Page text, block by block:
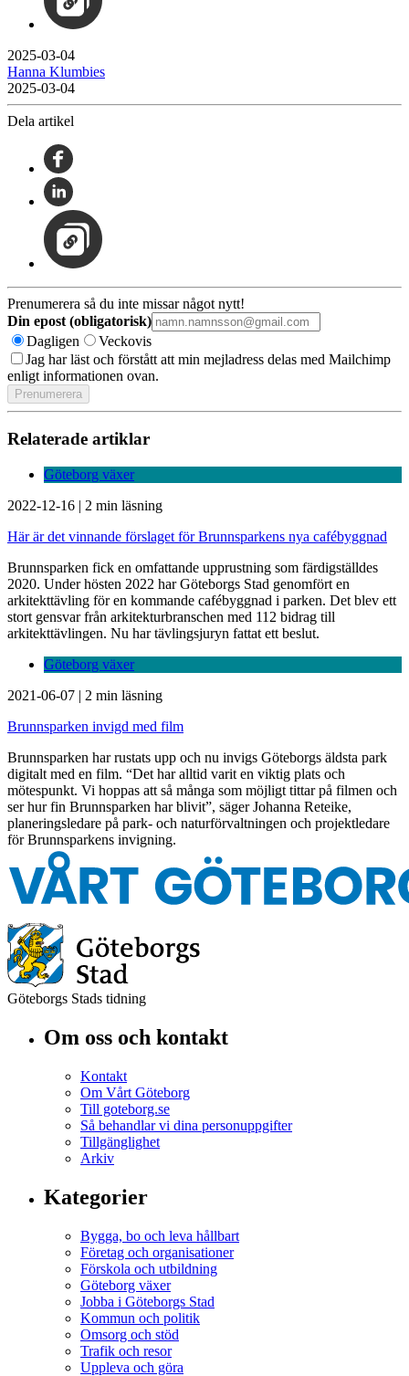
2025-03-04
Hanna Klumbies
2025-03-04
Dela artikel
Prenumerera så du inte missar något nytt!
Din epost (obligatorisk)
Dagligen
Veckovis
Jag har läst och förstått att min mejladress delas med Mailchimp
enligt informationen ovan.
Relaterade artiklar
Göteborg växer
2022-12-16 | 2 min läsning
Här är det vinnande förslaget för Brunnsparkens nya cafébyggnad
Brunnsparken fick en omfattande upprustning som färdigställdes
2020. Under hösten 2022 har Göteborgs Stad genomfört en
arkitekttävling för en kommande cafébyggnad i parken. Det blev ett
stort gensvar från arkitekturbranschen med 112 bidrag till
arkitekttävlingen. Nu har tävlingsjuryn fattat ett beslut.
Göteborg växer
2021-06-07 | 2 min läsning
Brunnsparken invigd med film
Brunnsparken har rustats upp och nu invigs Göteborgs äldsta park
digitalt med en film. “Det har alltid varit en viktig plats och
mötespunkt. Vi hoppas att så många som möjligt tittar på filmen och
ser hur fin Brunnsparken har blivit”, säger Johanna Reteike,
planeringsledare på park- och naturförvaltningen och projektledare
för Brunnsparkens invigning.
Göteborgs Stads tidning
Om oss och kontakt
Kontakt
Om Vårt Göteborg
Till goteborg.se
Så behandlar vi dina personuppgifter
Tillgänglighet
Arkiv
Kategorier
Bygga, bo och leva hållbart
Företag och organisationer
Förskola och utbildning
Göteborg växer
Jobba i Göteborgs Stad
Kommun och politik
Omsorg och stöd
Trafik och resor
Uppleva och göra